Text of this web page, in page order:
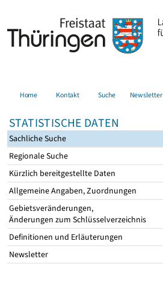
Home Kontakt Suche Newsletter
STATISTISCHE DATEN
Sachliche Suche
Regionale Suche
Kürzlich bereitgestellte Daten
Allgemeine Angaben, Zuordnungen
Gebietsveränderungen,
Änderungen zum Schlüsselverzeichnis
Definitionen und Erläuterungen
Newsletter